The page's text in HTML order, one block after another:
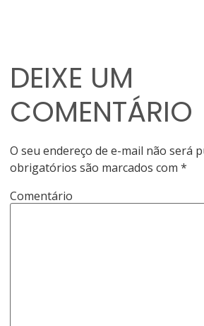
DEIXE UM
COMENTÁRIO
O seu endereço de e-mail não será
obrigatórios são marcados com*
Comentário